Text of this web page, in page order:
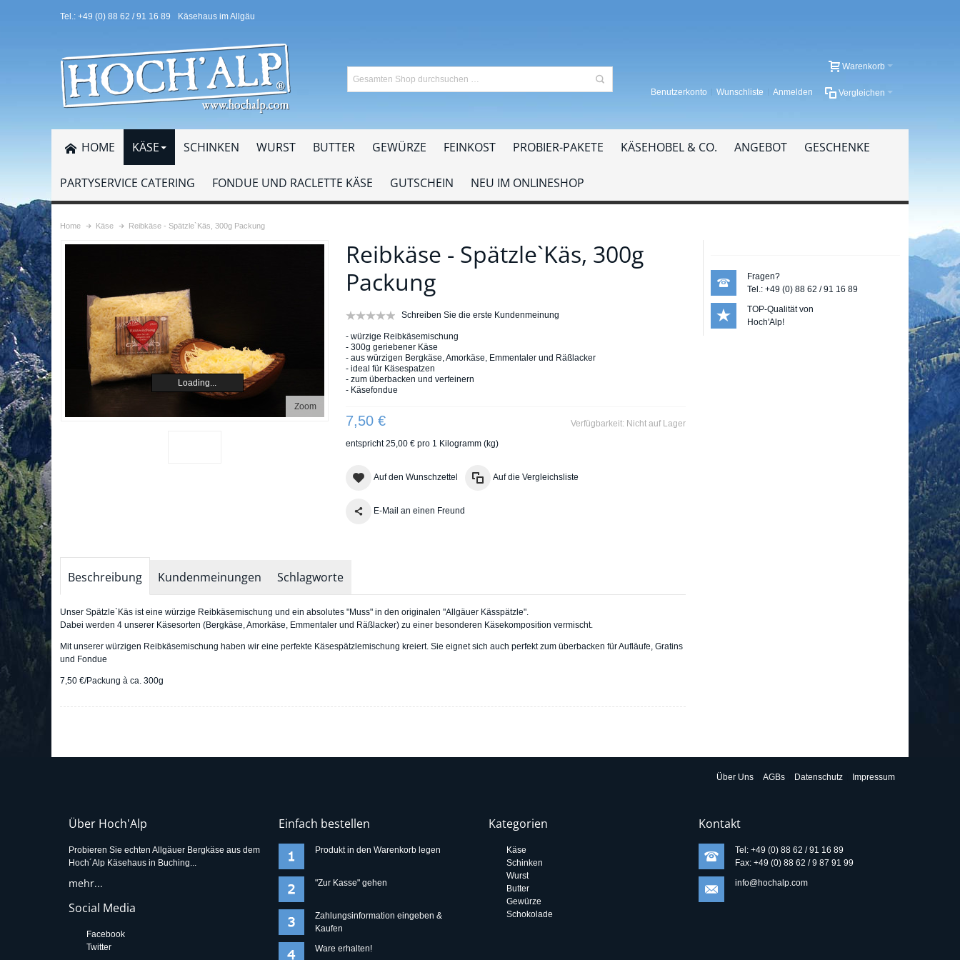
Tel.: +49 (0) 88 62 / 91 16 89 Käsehaus im Allgäu
Warenkorb
Vergleichen
Benutzerkonto Wunschliste Anmelden
HOME KÄSE SCHINKEN WURST BUTTER GEWÜRZE FEINKOST PROBIER-PAKETE KÄSEHOBEL & CO. ANGEBOT GESCHENKE
PARTYSERVICE CATERING FONDUE UND RACLETTE KÄSE GUTSCHEIN NEU IM ONLINESHOP
Home Käse Reibkäse - Spätzle`Käs, 300g Packung
Loading...
Zoom
Reibkäse - Spätzle`Käs, 300g
Packung
Schreiben Sie die erste Kundenmeinung
- würzige Reibkäsemischung
- 300g geriebener Käse
- aus würzigen Bergkäse, Amorkäse, Emmentaler und Räßlacker
- ideal für Käsespatzen
- zum überbacken und verfeinern
- Käsefondue
Verfügbarkeit: Nicht auf Lager
7,50 €
entspricht25,00 € pro 1 Kilogramm (kg)
Auf den Wunschzettel Auf die Vergleichsliste
E-Mail an einen Freund
Fragen?
Tel.: +49 (0) 88 62 / 91 16 89
TOP-Qualität von
Hoch'Alp!
Beschreibung Kundenmeinungen Schlagworte
Unser Spätzle`Käs ist eine würzige Reibkäsemischung und ein absolutes "Muss" in den originalen "Allgäuer Kässpätzle".
Dabei werden 4 unserer Käsesorten (Bergkäse, Amorkäse, Emmentaler und Räßlacker) zu einer besonderen Käsekomposition vermischt.
Mit unserer würzigen Reibkäsemischung haben wir eine perfekte Käsespätzlemischung kreiert. Sie eignet sich auch perfekt zum überbacken für Aufläufe, Gratins
und Fondue
7,50 €/Packung à ca. 300g
Über Uns AGBs Datenschutz Impressum
Über Hoch'Alp
Probieren Sie echten Allgäuer Bergkäse aus dem
Hoch´Alp Käsehaus in Buching...
mehr...
Social Media
Facebook
Twitter
Einfach bestellen
Produkt in den Warenkorb legen
"Zur Kasse" gehen
Zahlungsinformation eingeben &
Kaufen
Ware erhalten!
Kategorien
Käse
Schinken
Wurst
Butter
Gewürze
Schokolade
Kontakt
Tel: +49 (0) 88 62 / 91 16 89
Fax: +49 (0) 88 62 / 9 87 91 99
info@hochalp.com